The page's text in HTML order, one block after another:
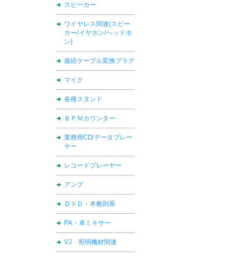
スピーカー
ワイヤレス関連(スピー
カー/イヤホン/ヘッドホ
ン)
接続ケーブル変換プラグ
マイク
各種スタンド
ＢＰＭカウンター
業務用CD/データプレー
ヤー
レコードプレーヤー
アンプ
ＤＶＤ・本教則系
PA・卓ミキサー
VJ・照明機材関連